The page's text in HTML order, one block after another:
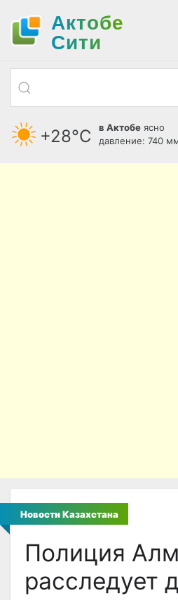
Актобе
Cити
+28°С в Актобе ясно
давление: 740
Новости Казахстана
Полиция
расследует